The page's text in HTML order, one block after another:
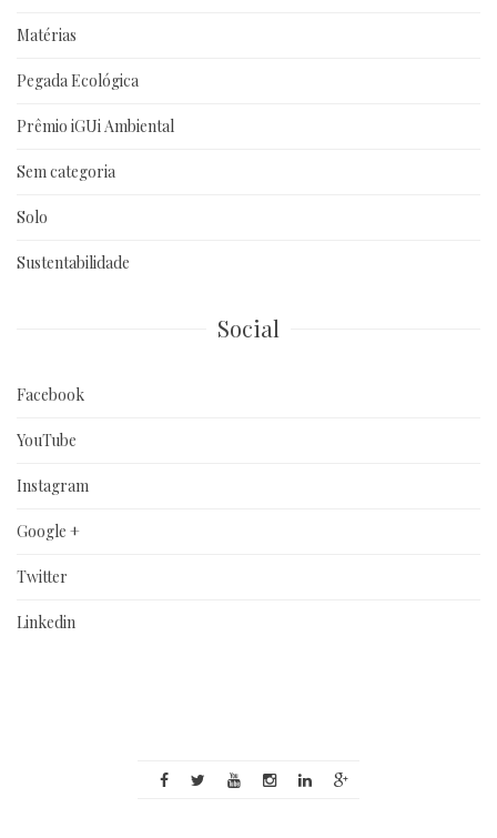
Matérias
Pegada Ecológica
Prêmio iGUi Ambiental
Sem categoria
Solo
Sustentabilidade
Social
Facebook
YouTube
Instagram
Google +
Twitter
Linkedin